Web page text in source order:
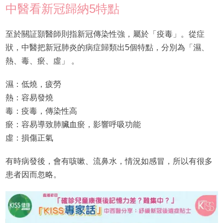
中醫看新冠歸納5特點
至於關証顥醫師則指新冠傳染性強，屬於「疫毒」。從症
狀，中醫把新冠肺炎的病症歸類出5個特點，分別為「濕、
熱、毒、瘀、虛」 。
濕：低燒，疲勞
熱：容易發燒
毒：疫毒，傳染性高
瘀：容易導致肺臟血瘀，影響呼吸功能
虛：損傷正氣
有時病發後，會有咳嗽、流鼻水，情況如感冒，所以有很多
患者因而忽略。